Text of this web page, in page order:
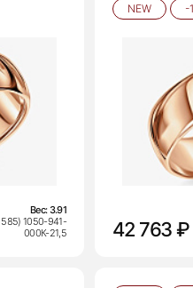
Вес:3.91
585) 1050-941-
000К-21,5
NEW -
42 763 ₽